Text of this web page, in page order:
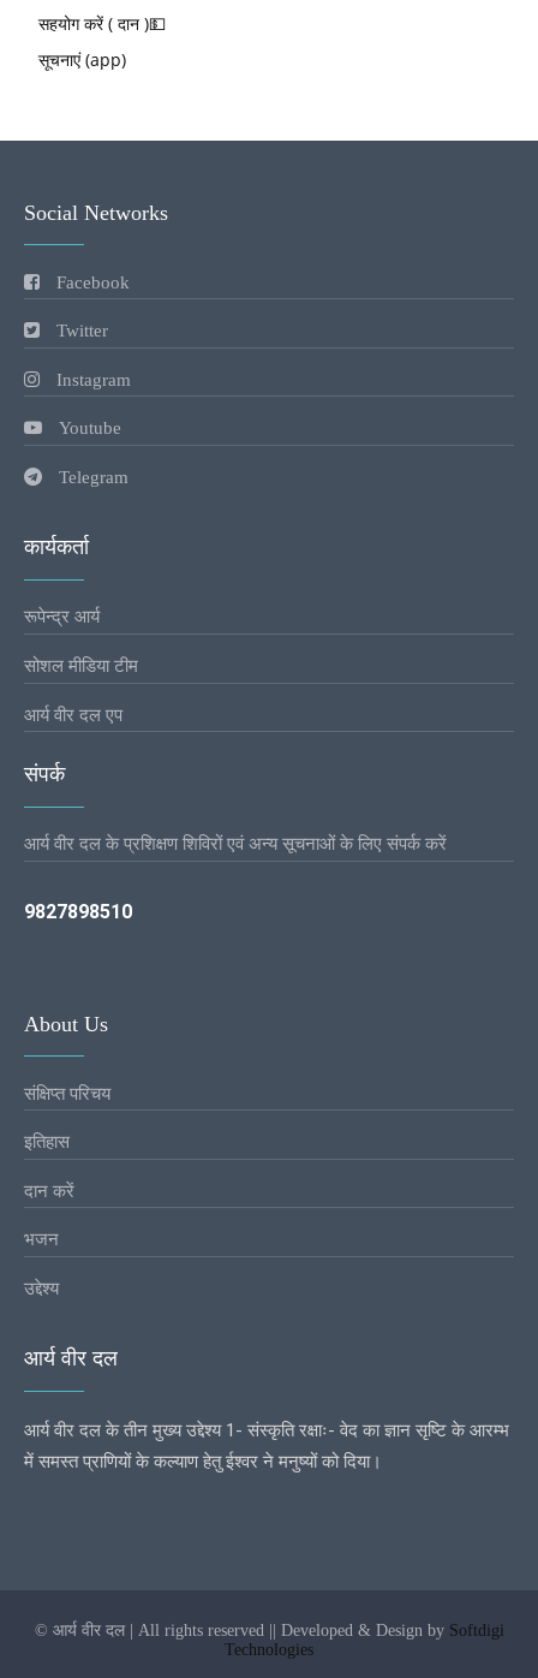
सहयोग करें ( दान )💵
सूचनाएं (app)
Social Networks
Facebook
Twitter
Instagram
Youtube
Telegram
कार्यकर्ता
रूपेन्द्र आर्य
सोशल मीडिया टीम
आर्य वीर दल एप
संपर्क
आर्य वीर दल के प्रशिक्षण शिविरों एवं अन्य सूचनाओं के लिए संपर्क करें
9827898510
About Us
संक्षिप्त परिचय
इतिहास
दान करें
भजन
उद्देश्य
आर्य वीर दल
आर्य वीर दल के तीन मुख्य उद्देश्य 1- संस्कृति रक्षाः- वेद का ज्ञान सृष्टि के आरम्भ
में समस्त प्राणियों के कल्याण हेतु ईश्वर ने मनुष्यों को दिया।
© आर्य वीर दल | All rights reserved || Developed & Design by Softdigi
Technologies